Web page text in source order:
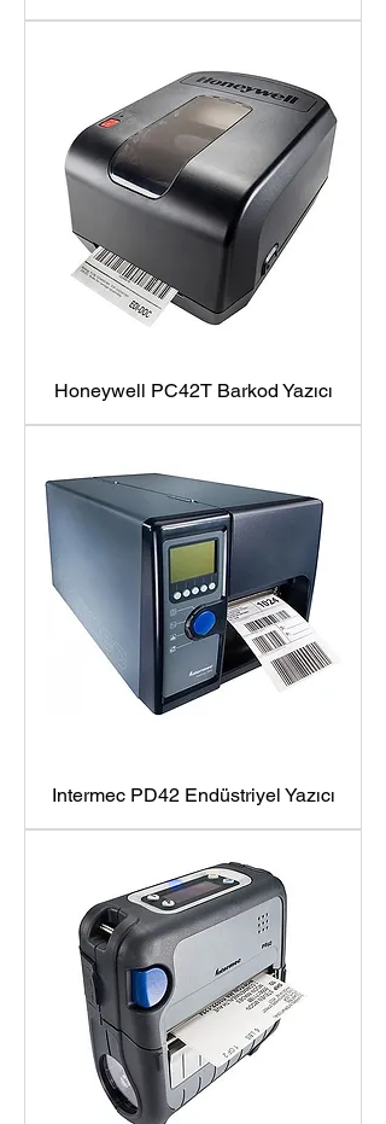
Honeywell PC42T Barkod Yazıcı
Intermec PD42 Endüstriyel Yazıcı